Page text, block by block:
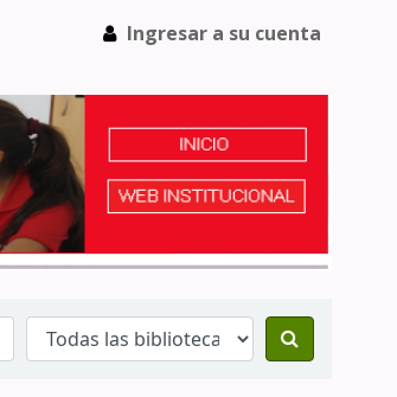
Ingresar a su cuenta